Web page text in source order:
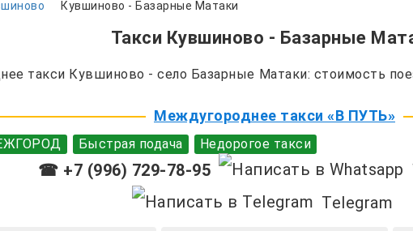
Кувшиново - Базарные Матаки
Такси Кувшиново - Базарные
такси Кувшиново - село Базарные Матаки: стоимость
Междугороднее такси «В ПУТЬ»
Быстрая подача Недорогое такси
☎ +7 (996) 729-78-95
Telegram